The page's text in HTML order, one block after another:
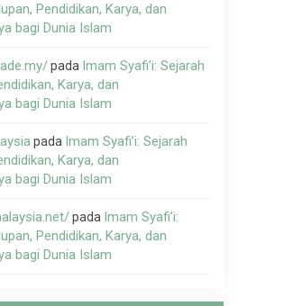
Pendidikan, Karya, dan
bagi Dunia Islam
pada Imam Syafi’i: Sejarah
Karya, dan
bagi Dunia Islam
pada Imam Syafi’i: Sejarah
Karya, dan
bagi Dunia Islam
pada Imam Syafi’i:
Pendidikan, Karya, dan
bagi Dunia Islam